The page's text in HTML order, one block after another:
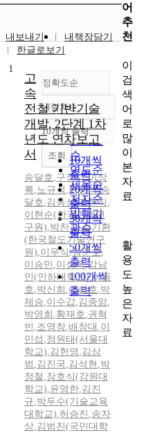
내보내기
내책장담기
한글로보기
정확도순
정확도
순
인기도
순
연도순
제목순
저자순
발행기
관순
내림차순
내림차순
10개씩 출력
10개씩
출력
20개씩
출력
30개씩
출력
50개씩
출력
100개씩
출력
조회
1
고
속
전철 기반기술
개발, 2단계 1차
년도 연차보고
서
송달호,구정서,이상
록,노규석 ,한형석,송
달호,김동성,조현직 ,
이현순(한국기계연
구원),박찬경,김기환
(한국철도기술연구
원),이우식,장준호,
이승민 ,이상욱,감남
인(인하대학교),이동
호,박신희 ,이상호,박
제승,이수갑,김종암,
박영희 ,황재호,권혁
빈 ,조영창,배창대 ,이
민섭 ,정원태(서울대
학교),김헌영 ,김상
범 ,김진국,김석현 ,박
정철 ,장호식(강원대
학교),윤영한,김진
규,박두수(기술교육
대학교),허승진 ,송자
상,김범진(국민대학
어
추
천
이
검
색
어
로
많
이
본
자
료
활
용
도
높
은
자
료